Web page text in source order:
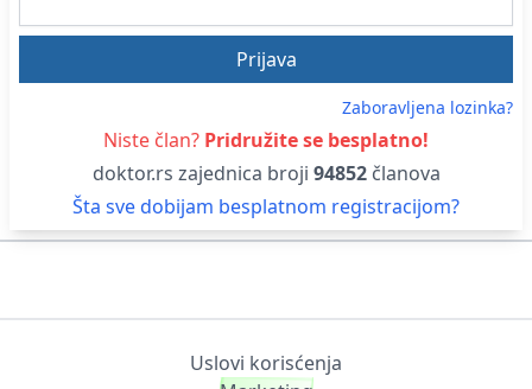
Zaboravljena lozinka?
Niste član? Pridružite se besplatno!
doktor.rs zajednica broji 94852članova
Šta sve dobijam besplatnom registracijom?
Uslovi korisćenja